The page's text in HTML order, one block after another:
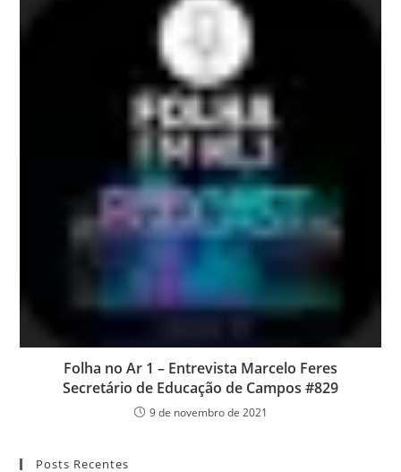
Folha no Ar 1 – Entrevista Marcelo Feres
Secretário de Educação de Campos #829
9 de novembro de 2021
Posts Recentes